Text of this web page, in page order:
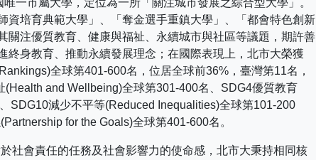
一市屬大學，定位為一所「關注城市發展之綜合型大學」。
資培育典範大學」、「奪金選手重鎮大學」、「都會特色創新
關注優質教育、健康與福祉、永續城市與社區等議題，期許善
身教育、推動永續發展理念；在國際表現上， 北市大榮獲
全球第401-600名，位居全球前36% ，臺灣第11名，
(Health and Wellbeing)全球第301-400名、 SDG4優質教育
SDG10減少不平等(Reduced Inequalities)全球第101-200
(Partnership for the Goals)全球第401-600名。
社會責任的任務及社會影響力的使命感，北市大秉持相同核